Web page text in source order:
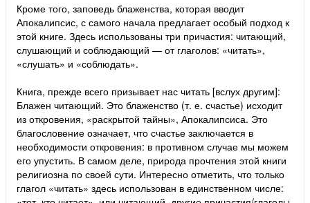
Кроме того, заповедь блаженства, которая вводит
Апокалипсис, с самого начала предлагает особый подход к
этой книге. Здесь использованы три причастия: читающий,
слушающий и соблюдающий — от глаголов: «читать»,
«слушать» и «соблюдать».
Книга, прежде всего призывает нас читать [вслух другим]:
Блажен читающий. Это блаженство (т. е. счастье) исходит
из откровения, «раскрытой тайны», Апокалипсиса. Это
благословение означает, что счастье заключается в
необходимости откровения: в противном случае мы можем
его упустить. В самом деле, природа прочтения этой книги
религиозна по своей сути. Интересно отметить, что только
глагол «читать» здесь использован в единственном числе: